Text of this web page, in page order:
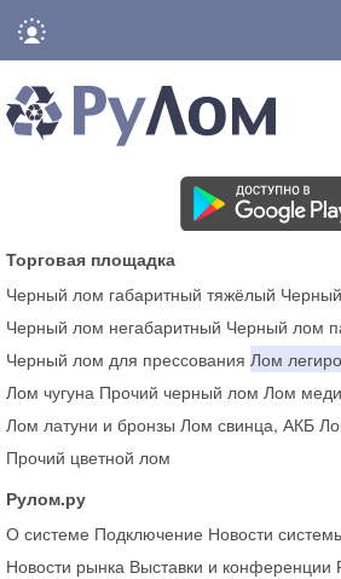
Торговая площадка
Черный лом габаритный тяжёлый
Черный лом негабаритный Черный лом
Черный лом для прессования Лом
Лом чугуна Прочий черный лом Лом меди
Лом латуни и бронзы Лом свинца, АКБ
Прочий цветной лом
Рулом.ру
О системе Подключение Новости
Новости рынка Выставки и конференции